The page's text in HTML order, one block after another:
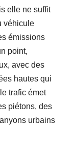
elle ne suffit
véhicule
émissions
point,
avec des
hautes qui
trafic émet
piétons, des
urbains